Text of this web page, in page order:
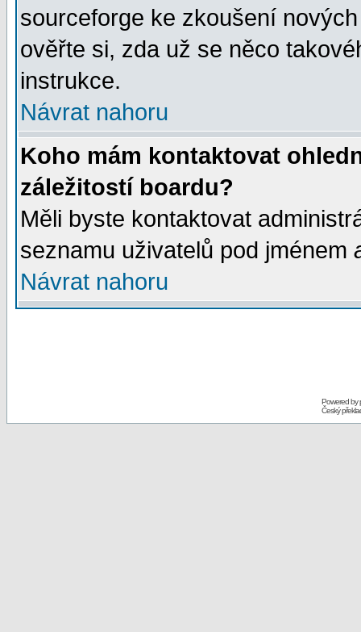
sourceforge ke zkoušení
ověřte si, zda už se něco
instrukce.
Návrat nahoru
Koho mám kontaktovat
záležitostí boardu?
Měli byste kontaktovat
seznamu uživatelů pod jménem
Návrat nahoru
Powered by
Český